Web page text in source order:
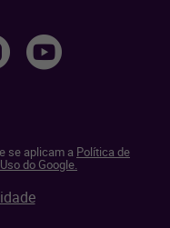
se aplicam a Política de
do Google.